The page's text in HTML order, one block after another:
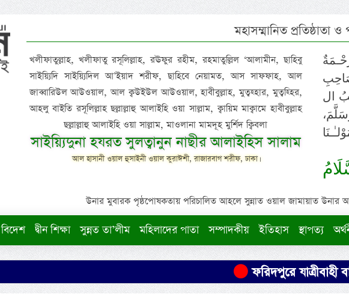
মহাসম্মানিত প্রতিষ্ঠাতা
খলীফাতুল্লাহ, খলীফাতু রসূলিল্লাহ, রঊফুর রহীম, রহমাতুল্লিল ‘আলামীন, ছাহিবু
সাইয়্যিদি সাইয়্যিদিল আ’ইয়াদ শরীফ, ছাহিবে নেয়ামত, আস সাফফাহ, আল
জাব্বারিউল আউওয়াল, আল ক্বউইউল আউওয়াল, হাবীবুল্লাহ, মুত্বহ্হার, মুত্বহ্হির,
আহলু বাইতি রসূলিল্লাহ ছল্লাল্লাহু আলাইহি ওয়া সাল্লাম, ক্বায়িম মাক্বামে হাবীবুল্লাহ
ছল্লাল্লাহু আলাইহি ওয়া সাল্লাম, মাওলানা মামদূহ মুর্শিদ ক্বিবলা
সাইয়্যিদুনা হযরত সুলত্বানুন নাছীর আলাইহিস সালাম
আল হাসানী ওয়াল হুসাইনী ওয়াল কুরাঈশী, রাজারবাগ শরীফ, ঢাকা।
ال
উনার মুবারক পৃষ্ঠপোষকতায় পরিচালিত আহলে সুন্নাত ওয়াল জামায়াত উনার
বিদেশ দ্বীন শিক্ষা সুন্নত তা’লীম মহিলাদের পাতা সম্পাদকীয় ইতিহাস স্থাপত্য
ফরিদপুরে যাত্রীবাহী বাস